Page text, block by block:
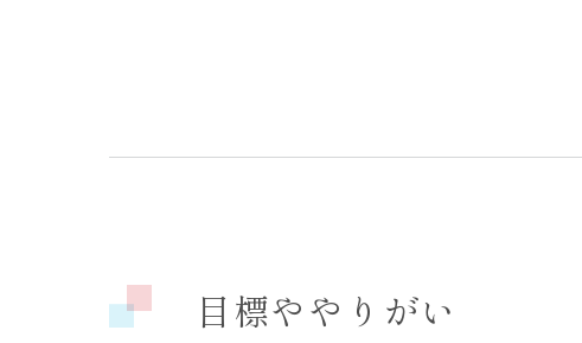
目標ややりがい